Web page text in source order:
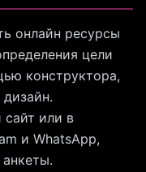
онлайн ресурсы
цели
конструктора,
сайт или в
и WhatsApp,